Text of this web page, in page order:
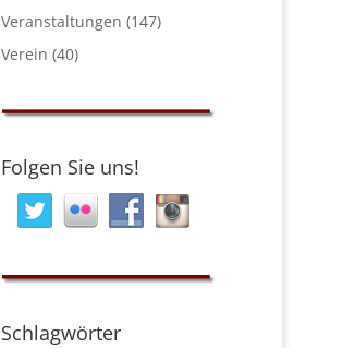
Veranstaltungen (147)
Verein (40)
Folgen Sie uns!
Schlagwörter